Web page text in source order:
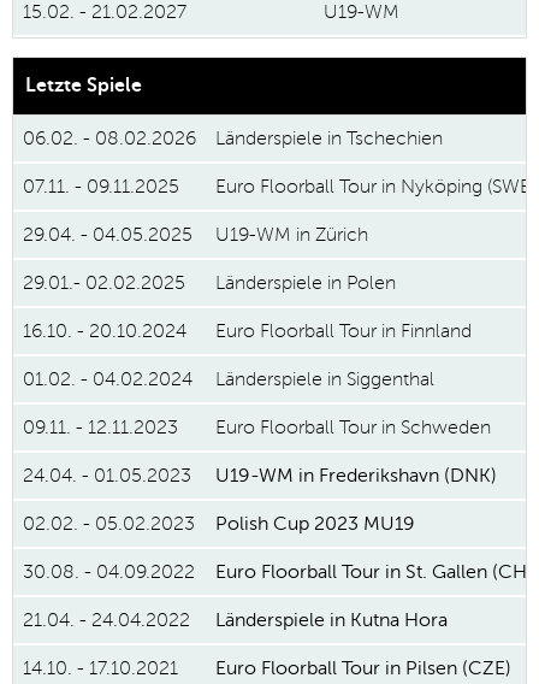
15.02. - 21.02.2027 U19-WM
Letzte Spiele
06.02. - 08.02.2026 Länderspiele in Tschechien
07.11. - 09.11.2025 Euro Floorball Tour in Nyköping (SWE)
29.04. - 04.05.2025 U19-WM in Zürich
29.01.- 02.02.2025 Länderspiele in Polen
16.10. - 20.10.2024 Euro Floorball Tour in Finnland
01.02. - 04.02.2024 Länderspiele in Siggenthal
09.11. - 12.11.2023 Euro Floorball Tour in Schweden
24.04. - 01.05.2023 U19-WM in Frederikshavn (DNK)
02.02. - 05.02.2023 Polish Cup 2023 MU19
30.08. - 04.09.2022 Euro Floorball Tour in St. Gallen (CH)
21.04. - 24.04.2022 Länderspiele in Kutna Hora
14.10. - 17.10.2021 Euro Floorball Tour in Pilsen (CZE)